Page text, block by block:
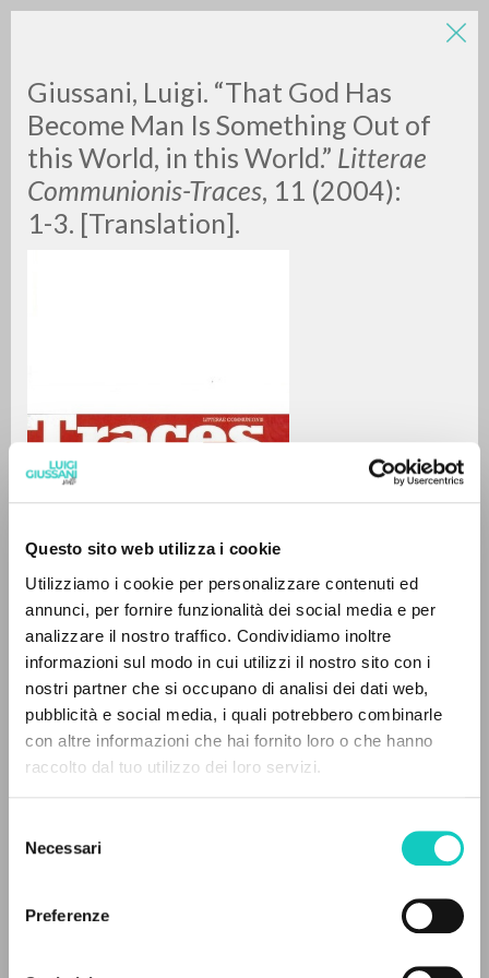
Questo sito web utilizza i cookie
Utilizziamo i cookie per personalizzare contenuti ed
annunci, per fornire funzionalità dei social media e per
analizzare il nostro traffico. Condividiamo inoltre
informazioni sul modo in cui utilizzi il nostro sito con i
nostri partner che si occupano di analisi dei dati web,
pubblicità e social media, i quali potrebbero combinarle
con altre informazioni che hai fornito loro o che hanno
raccolto dal tuo utilizzo dei loro servizi.
delNecessari
Preferenze
Giussani, Luigi. “That God Has
Become Man Is Something Out of
this World, in this World.” Litterae
Communionis-Traces, 11 (2004):
1-3. [Translation].
Inglese
Litterae Communionis-Traces
2004
20/01/2020
LUIGI
GIUSSANI
0DOCUMENTI TROVATI
RISULTATI SUCCESSIVI